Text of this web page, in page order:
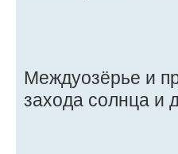
Междуозёрье и
захода солнца и